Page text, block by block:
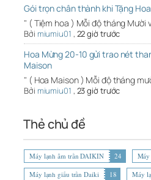
Gói trọn chân thành khi Tặng
" ( Tiệm hoa ) Mỗi độ tháng Mười
Bởi miumiu01 , 22 giờ trước
Hoa Mừng 20-10 gửi trao nét
Maison
" ( Hoa Maison ) Mỗi độ tháng
Bởi miumiu01 , 23 giờ trước
Thẻ chủ đề
Máy lạnh âm trần DAIKIN 24
Máy lạnh giấu trần Daiki
18 Máy